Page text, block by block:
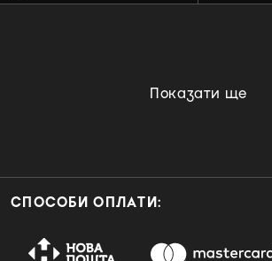
Показати ще
СПОСОБИ ОПЛАТИ: